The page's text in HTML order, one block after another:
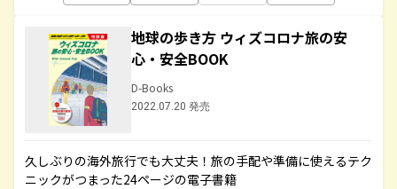
地球の歩き方 ウィズコロナ旅の安
心・安全BOOK
D-Books
2022.07.20 発売
久しぶりの海外旅行でも大丈夫！旅の手配や準備に使えるテク
ニックがつまった24ページの電子書籍